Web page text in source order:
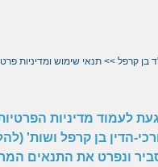
בן קרפל >> תנאי שימוש ומדיניות
לעמוד מדיניות
הדין בן קרפל ושות'